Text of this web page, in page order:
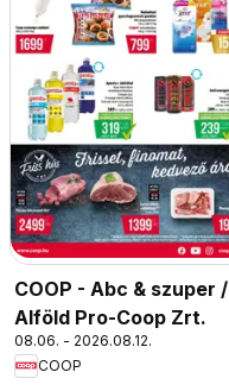
COOP - Abc & szuper /
Alföld Pro-Coop Zrt.
08.06. - 2026.08.12.
COOP